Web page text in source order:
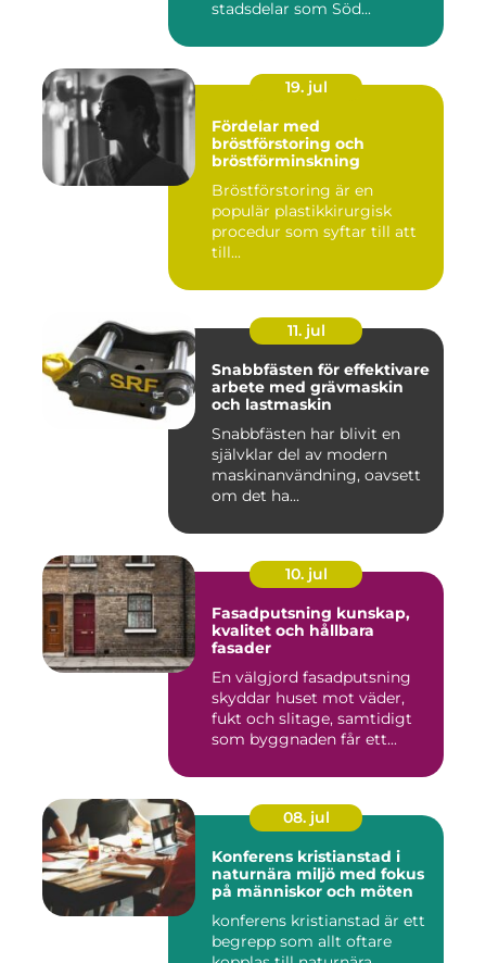
stadsdelar som Söd...
19. jul
Fördelar med
bröstförstoring och
bröstförminskning
Bröstförstoring är en
populär plastikkirurgisk
procedur som syftar till att
till...
11. jul
Snabbfästen för effektivare
arbete med grävmaskin
och lastmaskin
Snabbfästen har blivit en
självklar del av modern
maskinanvändning, oavsett
om det ha...
10. jul
Fasadputsning kunskap,
kvalitet och hållbara
fasader
En välgjord fasadputsning
skyddar huset mot väder,
fukt och slitage, samtidigt
som byggnaden får ett...
08. jul
Konferens kristianstad i
naturnära miljö med fokus
på människor och möten
konferens kristianstad är ett
begrepp som allt oftare